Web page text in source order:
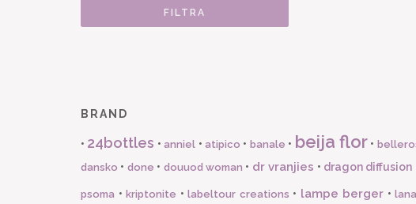
FILTRA
BRAND
• 24bottles •anniel •atipico • banale • beija flor •
dansko • done • douuod woman • dr vranjies • dragon diffusion
psoma •kriptonite •labeltour creations • lampe berger •